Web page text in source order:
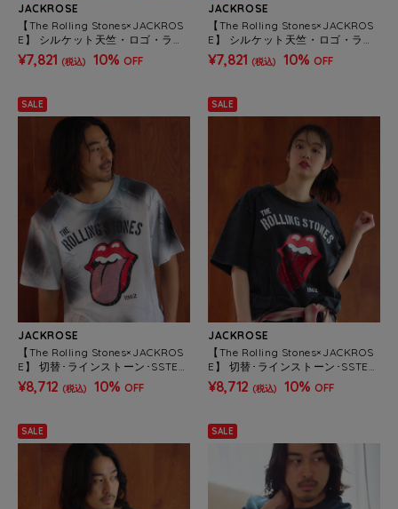
JACKROSE
【The Rolling Stones×JACKROS
E】 シルケット天竺・ロゴ・ライ
ンストーンSSTEE(MENS)
¥7,821 (税込) 10% OFF
JACKROSE
【The Rolling Stones×JACKROS
E】 シルケット天竺・ロゴ・ライ
ンストーンSSTEE(MENS)
¥7,821 (税込) 10% OFF
SALE
JACKROSE
【The Rolling Stones×JACKROS
E】 切替･ラインストーン･SSTEE
(MENS)
¥8,712 (税込) 10% OFF
SALE
JACKROSE
【The Rolling Stones×JACKROS
E】 切替･ラインストーン･SSTEE
(MENS)
¥8,712 (税込) 10% OFF
SALE SALE